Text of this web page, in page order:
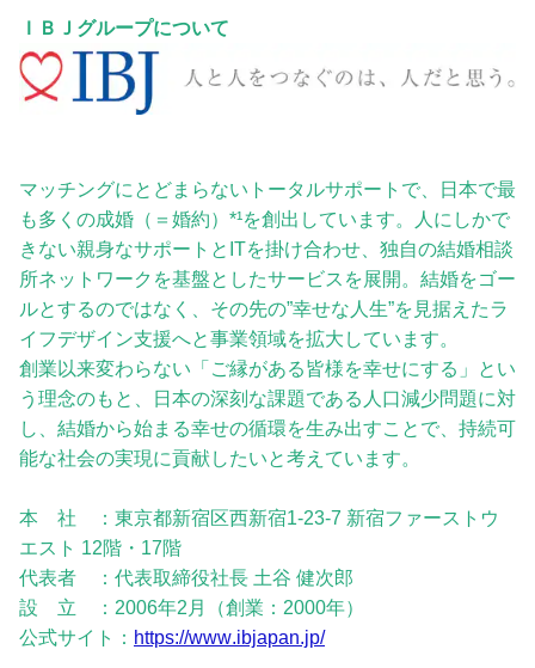
ＩＢＪグループについて
マッチングにとどまらないトータルサポートで、日本で最
も多くの成婚（＝婚約）*¹を創出しています。人にしかで
きない親身なサポートとITを掛け合わせ、独自の結婚相談
所ネットワークを基盤としたサービスを展開。結婚をゴー
ルとするのではなく、その先の”幸せな人生”を見据えたラ
イフデザイン支援へと事業領域を拡大しています。
創業以来変わらない「ご縁がある皆様を幸せにする」とい
う理念のもと、日本の深刻な課題である人口減少問題に対
し、結婚から始まる幸せの循環を生み出すことで、持続可
能な社会の実現に貢献したいと考えています。
本 社 ：東京都新宿区西新宿1-23-7 新宿ファーストウ
エスト 12階・17階
代表者 ：代表取締役社長 土谷 健次郎
設 立 ：2006年2月（創業：2000年）
公式サイト： https://www.ibjapan.jp/